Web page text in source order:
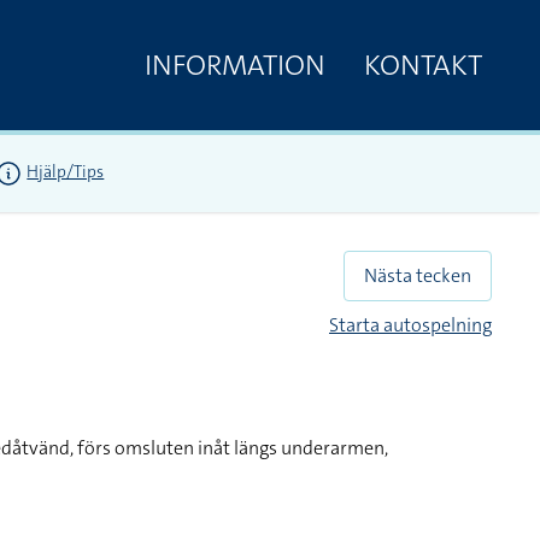
INFORMATION KONTAKT
Hjälp/Tips
Nästa tecken
Starta autospelning
förs omsluten inåt längs underarmen,